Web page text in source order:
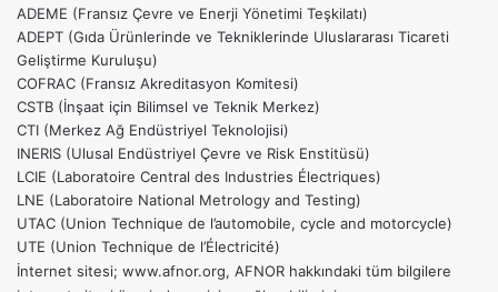
ADEME (Fransız Çevre ve Enerji Yönetimi Teşkilatı)
ADEPT (Gıda Ürünlerinde ve Tekniklerinde Uluslararası Ticareti
Geliştirme Kuruluşu)
COFRAC (Fransız Akreditasyon Komitesi)
CSTB (İnşaat için Bilimsel ve Teknik Merkez)
CTI (Merkez Ağ Endüstriyel Teknolojisi)
INERIS (Ulusal Endüstriyel Çevre ve Risk Enstitüsü)
LCIE (Laboratoire Central des Industries Électriques)
LNE (Laboratoire National Metrology and Testing)
UTAC (Union Technique de l’automobile, cycle and motorcycle)
UTE (Union Technique de l’Électricité)
İnternet sitesi; www.afnor.org, AFNOR hakkındaki tüm bilgilere